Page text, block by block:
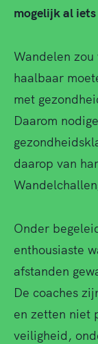
mogelijk al
Wandelen
haalbaar
met
Daarom
daarop van
Onder
enthousiaste
afstanden
De coaches
en zetten niet
veiligheid,